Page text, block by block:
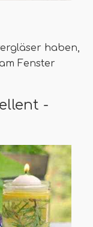
haben,
Fenster
-